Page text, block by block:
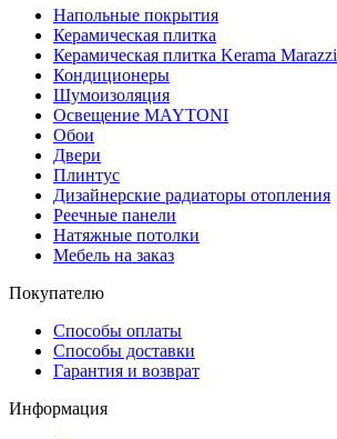
Напольные покрытия
Керамическая плитка
Керамическая плитка Kerama Marazzi
Кондиционеры
Шумоизоляция
Освещение MAYTONI
Обои
Двери
Плинтус
Дизайнерские радиаторы отопления
Реечные панели
Натяжные потолки
Мебель на заказ
Покупателю
Способы оплаты
Способы доставки
Гарантия и возврат
Информация